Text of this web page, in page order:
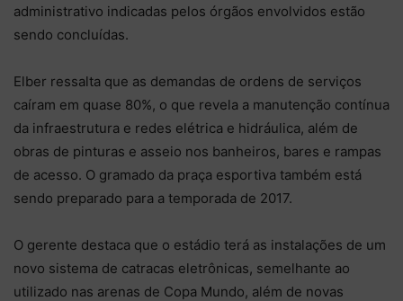
administrativo indicadas pelos órgãos envolvidos estão
sendo concluídas.
Elber ressalta que as demandas de ordens de serviços
caíram em quase 80%, o que revela a manutenção contínua
da infraestrutura e redes elétrica e hidráulica, além de
obras de pinturas e asseio nos banheiros, bares e rampas
de acesso. O gramado da praça esportiva também está
sendo preparado para a temporada de 2017.
O gerente destaca que o estádio terá as instalações de um
novo sistema de catracas eletrônicas, semelhante ao
utilizado nas arenas de Copa Mundo, além de novas